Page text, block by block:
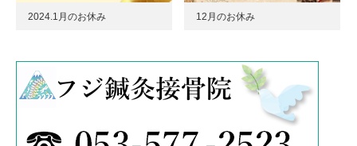
2024.1月のお休み 12月のお休み